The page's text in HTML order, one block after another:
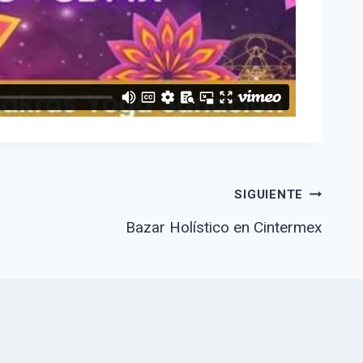
SIGUIENTE
Bazar Holístico en Cintermex